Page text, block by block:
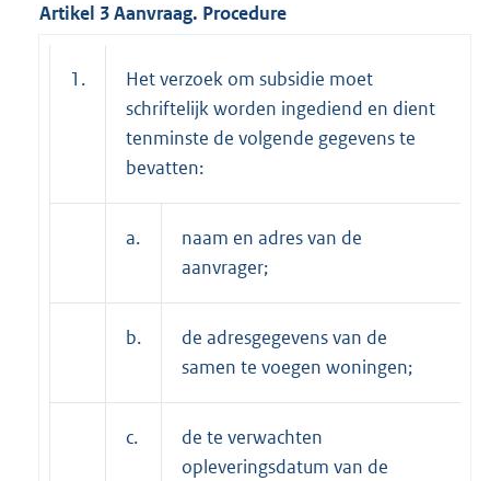
Artikel 3 Aanvraag. Procedure
1.
Het verzoek om subsidie moet
schriftelijk worden ingediend en dient
tenminste de volgende gegevens te
bevatten:
a.
naam en adres van de
aanvrager;
b.
de adresgegevens van de
samen te voegen woningen;
c.
de te verwachten
opleveringsdatum van de